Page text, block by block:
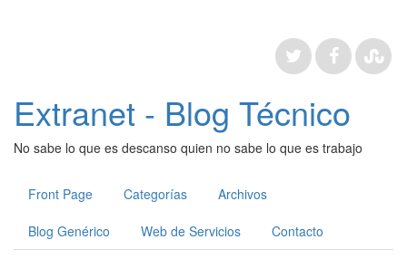
Extranet - Blog Técnico
No sabe lo que es descanso quien no sabe lo que es trabajo
Front Page Categorías Archivos
Blog Genérico Web de Servicios Contacto